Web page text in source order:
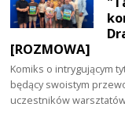
[ROZMOWA]
Komiks o intrygującym
będący swoistym
uczestników